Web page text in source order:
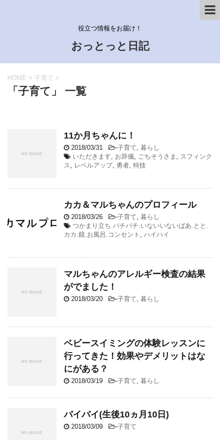
役立つ情報をお届け！
おっとっと日記
HOME > 子育て >
「子育て」 一覧
11か月ちゃんに！
2018/03/31 -子育て, 暮らし
いただきます, お辞儀, ごちそうさま , スフィンク
ス , レベルアップ, 勇者, 特技
カカ＆マルちゃんのプロフィール
2018/03/26 -子育て, 暮らし
つかまり立ち.パチパチ.いないいないばあ.とと.
カカ.鏡.お風呂.コンセント , ハイハイ
マルちゃんのアレルギー検査の結果
がでました！
2018/03/20 -子育て, 暮らし
ベビースイミングの体験レッスンに
行ってきた！効果やデメリットはな
にがある？
2018/03/19 -子育て, 暮らし
バイバイ(生後10ヵ月10日)
2018/03/09 -子育て